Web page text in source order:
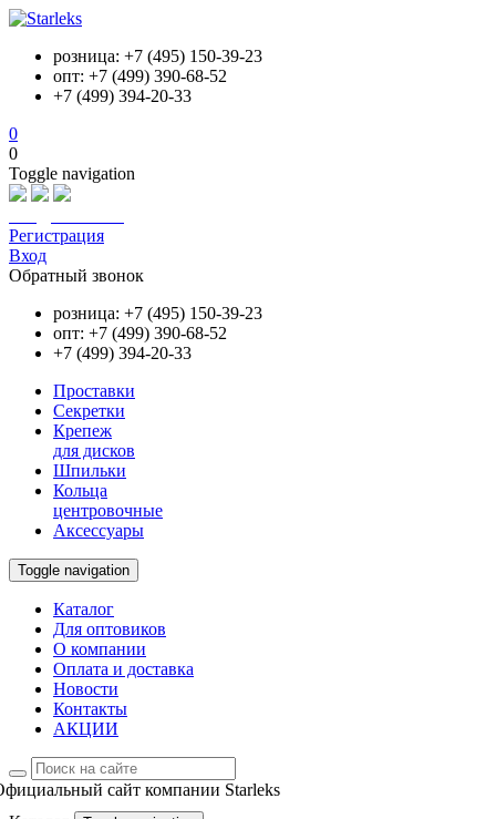
розница: +7 (495) 150-39-23
опт: +7 (499) 390-68-52
+7 (499) 394-20-33
0
0
Toggle navigation
Регистрация
Вход
Обратный звонок
розница: +7 (495) 150-39-23
опт: +7 (499) 390-68-52
+7 (499) 394-20-33
Проставки
Секретки
Крепеж
для дисков
Шпильки
Кольца
центровочные
Аксессуары
Toggle navigation
Каталог
Для оптовиков
О компании
Оплата и доставка
Новости
Контакты
АКЦИИ
сайт компании Starleks